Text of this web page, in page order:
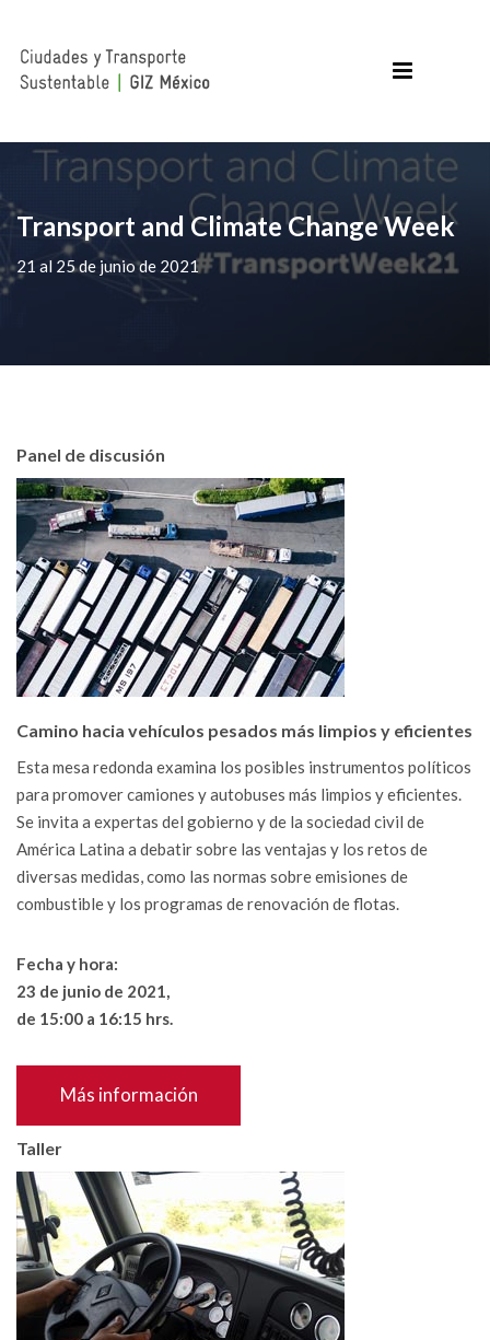
Transport and Climate Change Week
21 al 25 de junio de 2021
Panel de discusión
Camino hacia vehículos pesados más limpios y eficientes
Esta mesa redonda examina los posibles instrumentos políticos
para promover camiones y autobuses más limpios y eficientes.
Se invita a expertas del gobierno y de la sociedad civil de
América Latina a debatir sobre las ventajas y los retos de
diversas medidas, como las normas sobre emisiones de
combustible y los programas de renovación de flotas.
Fecha y hora:
23 de junio de 2021,
de 15:00 a 16:15 hrs.
Más información
Taller